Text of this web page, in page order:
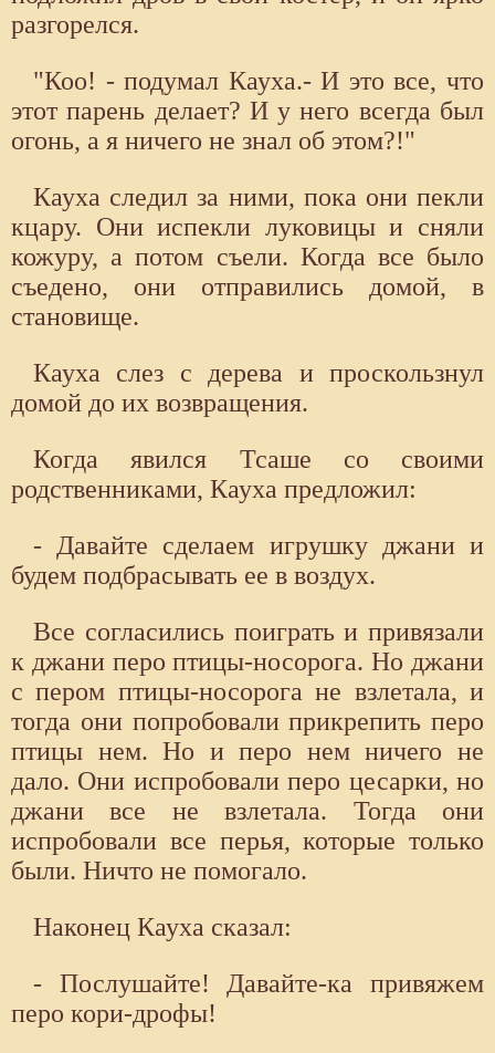
разгорелся.
"Коо! - подумал Кауха.- И это все, что
этот парень делает? И у него всегда был
огонь, а я ничего не знал об этом?!"
Кауха следил за ними, пока они пекли
кцару. Они испекли луковицы и сняли
кожуру, а потом съели. Когда все было
съедено, они отправились домой, в
становище.
Кауха слез с дерева и проскользнул
домой до их возвращения.
Когда явился Тсаше со своими
родственниками, Кауха предложил:
- Давайте сделаем игрушку джани и
будем подбрасывать ее в воздух.
Все согласились поиграть и привязали
к джани перо птицы-носорога. Но джани
с пером птицы-носорога не взлетала, и
тогда они попробовали прикрепить перо
птицы нем. Но и перо нем ничего не
дало. Они испробовали перо цесарки, но
джани все не взлетала. Тогда они
испробовали все перья, которые только
были. Ничто не помогало.
Наконец Кауха сказал:
- Послушайте! Давайте-ка привяжем
перо кори-дрофы!